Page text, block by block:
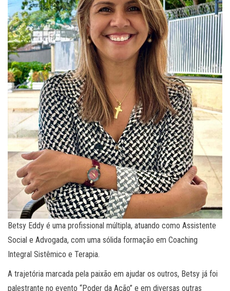
Betsy Eddy é uma profissional múltipla, atuando como Assistente
Social e Advogada, com uma sólida formação em Coaching
Integral Sistêmico e Terapia.
A trajetória marcada pela paixão em ajudar os outros, Betsy já foi
palestrante no evento “Poder da Ação” e em diversas outras